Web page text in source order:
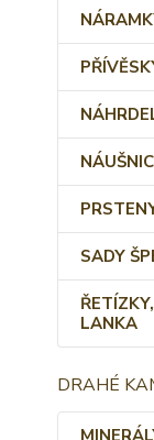
SADY
LANKA
DRAHÉ